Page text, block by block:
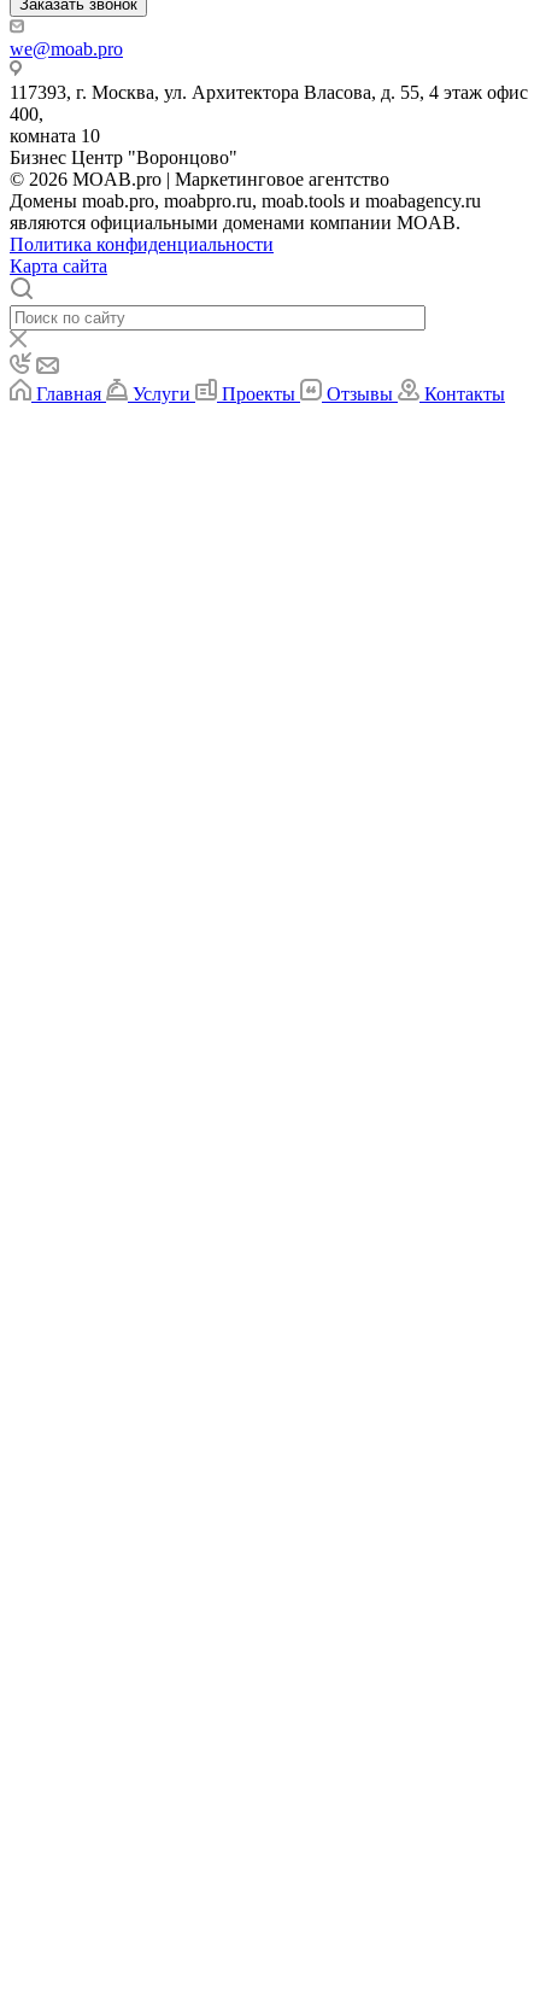
Заказать звонок
we@moab.pro
117393, г. Москва, ул. Архитектора Власова, д. 55, 4 этаж офис
400,
комната 10
Бизнес Центр "Воронцово"
© 2026 MOAB.pro | Маркетинговое агентство
Домены moab.pro, moabpro.ru, moab.tools и moabagency.ru
являются официальными доменами компании MOAB.
Политика конфиденциальности
Карта сайта
Главная Услуги Проекты Отзывы Контакты